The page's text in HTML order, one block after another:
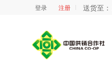
登录 注册 送货至：